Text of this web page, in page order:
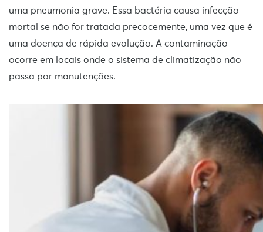
uma pneumonia grave. Essa bactéria causa infecção
mortal se não for tratada precocemente, uma vez que é
uma doença de rápida evolução. A contaminação
ocorre em locais onde o sistema de climatização não
passa por manutenções.